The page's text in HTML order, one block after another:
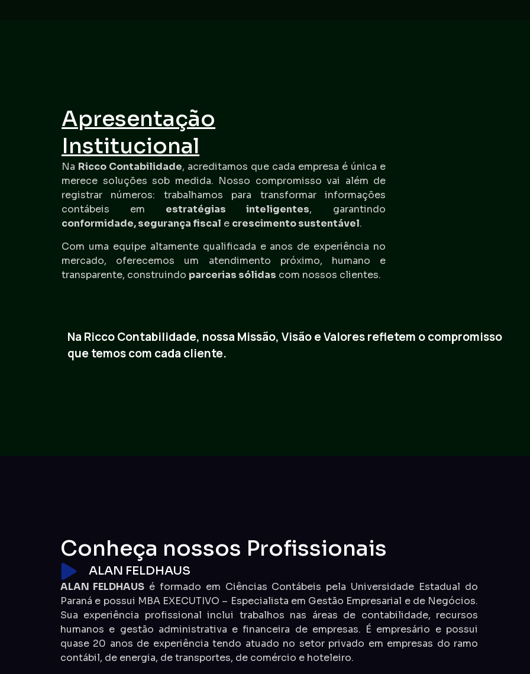
Apresentação
Institucional
Na Ricco Contabilidade, acreditamos que cada empresa é única e
merece soluções sob medida. Nosso compromisso vai além de
registrar números: trabalhamos para transformar informações
contábeis em estratégias inteligentes, garantindo
conformidade, segurança fiscal e crescimento sustentável.
Com uma equipe altamente qualificada e anos de experiência no
mercado, oferecemos um atendimento próximo, humano e
transparente, construindo parcerias sólidas com nossos clientes.
Na Ricco Contabilidade, nossa Missão, Visão e Valores refletem o compromisso
que temos com cada cliente.
Conheça nossos Profissionais
ALAN FELDHAUS
ALAN FELDHAUS é formado em Ciências Contábeis pela Universidade Estadual do
Paraná e possui MBA EXECUTIVO – Especialista em Gestão Empresarial e de Negócios.
Sua experiência profissional inclui trabalhos nas áreas de contabilidade, recursos
humanos e gestão administrativa e financeira de empresas. É empresário e possui
quase 20 anos de experiência tendo atuado no setor privado em empresas do ramo
contábil, de energia, de transportes, de comércio e hoteleiro.